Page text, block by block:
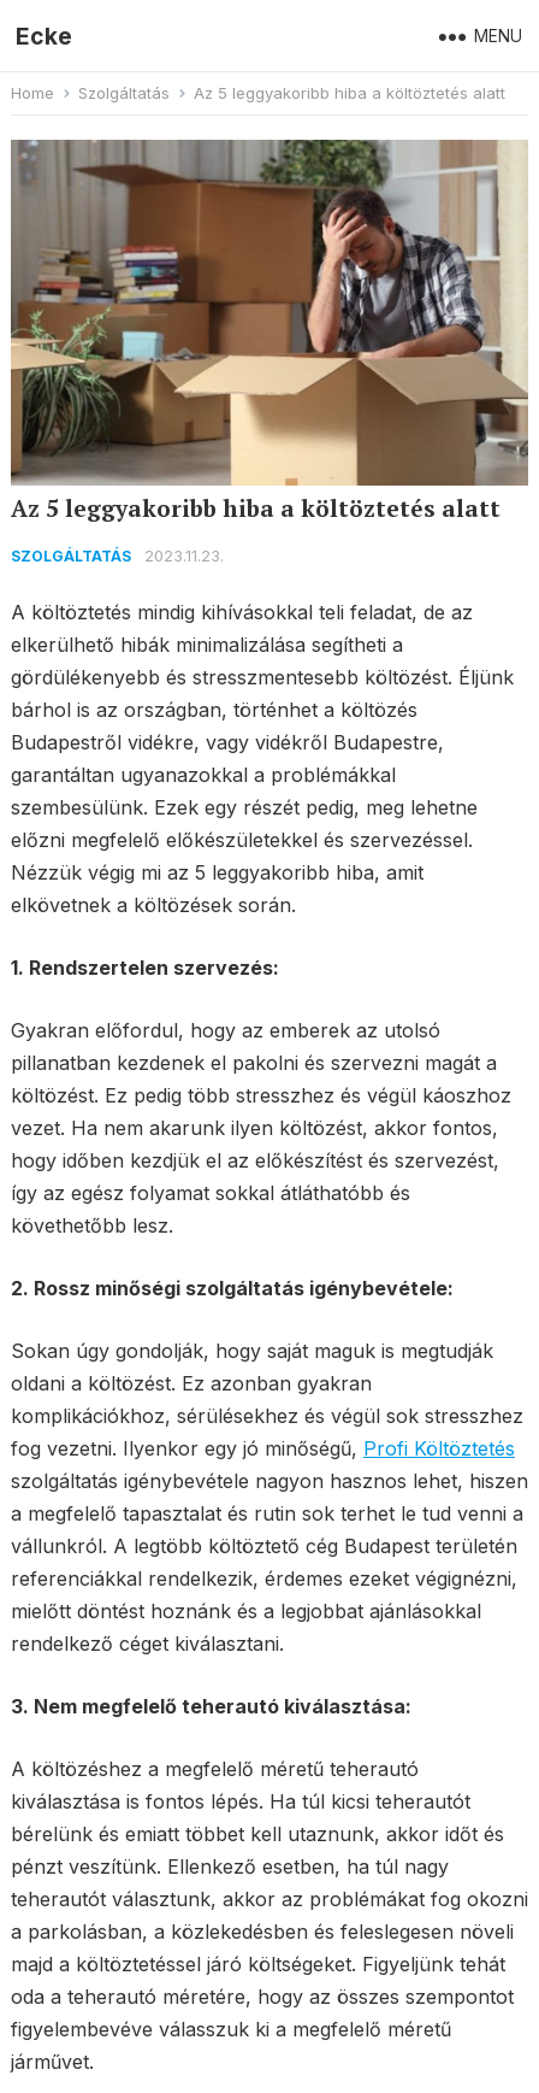
Ecke MENU
Home Szolgáltatás Az 5 leggyakoribb hiba a költöztetés alatt
Az 5 leggyakoribb hiba a költöztetés alatt
SZOLGÁLTATÁS 2023.11.23.
A költöztetés mindig kihívásokkal teli feladat, de az
elkerülhető hibák minimalizálása segítheti a
gördülékenyebb és stresszmentesebb költözést. Éljünk
bárhol is az országban, történhet a költözés
Budapestről vidékre, vagy vidékről Budapestre,
garantáltan ugyanazokkal a problémákkal
szembesülünk. Ezek egy részét pedig, meg lehetne
előzni megfelelő előkészületekkel és szervezéssel.
Nézzük végig mi az 5 leggyakoribb hiba, amit
elkövetnek a költözések során.
1. Rendszertelen szervezés:
Gyakran előfordul, hogy az emberek az utolsó
pillanatban kezdenek el pakolni és szervezni magát a
költözést. Ez pedig több stresszhez és végül káoszhoz
vezet. Ha nem akarunk ilyen költözést, akkor fontos,
hogy időben kezdjük el az előkészítést és szervezést,
így az egész folyamat sokkal átláthatóbb és
követhetőbb lesz.
2. Rossz minőségi szolgáltatás igénybevétele:
Sokan úgy gondolják, hogy saját maguk is megtudják
oldani a költözést. Ez azonban gyakran
komplikációkhoz, sérülésekhez és végül sok stresszhez
fog vezetni. Ilyenkor egy jó minőségű, Profi Költöztetés
szolgáltatás igénybevétele nagyon hasznos lehet, hiszen
a megfelelő tapasztalat és rutin sok terhet le tud venni a
vállunkról. A legtöbb költöztető cég Budapest területén
referenciákkal rendelkezik, érdemes ezeket végignézni,
mielőtt döntést hoznánk és a legjobbat ajánlásokkal
rendelkező céget kiválasztani.
3. Nem megfelelő teherautó kiválasztása:
A költözéshez a megfelelő méretű teherautó
kiválasztása is fontos lépés. Ha túl kicsi teherautót
bérelünk és emiatt többet kell utaznunk, akkor időt és
pénzt veszítünk. Ellenkező esetben, ha túl nagy
teherautót választunk, akkor az problémákat fog okozni
a parkolásban, a közlekedésben és feleslegesen növeli
majd a költöztetéssel járó költségeket. Figyeljünk tehát
oda a teherautó méretére, hogy az összes szempontot
figyelembevéve válasszuk ki a megfelelő méretű
járművet.